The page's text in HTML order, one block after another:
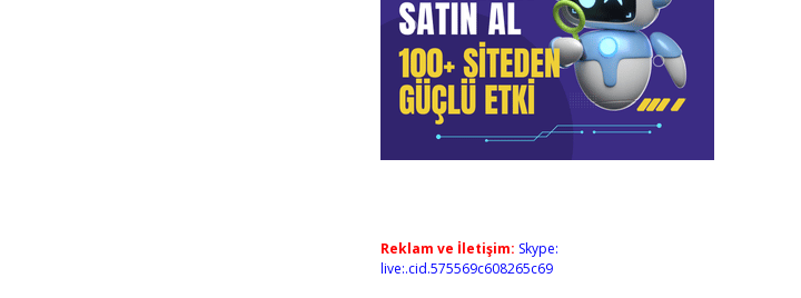
Reklam ve İletişim: Skype:
live:.cid.575569c608265c69